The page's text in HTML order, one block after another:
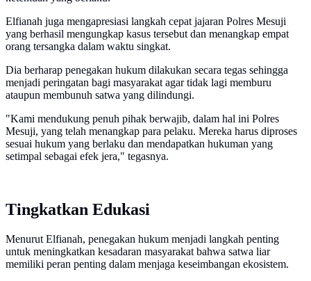
Elfianah juga mengapresiasi langkah cepat jajaran Polres Mesuji
yang berhasil mengungkap kasus tersebut dan menangkap empat
orang tersangka dalam waktu singkat.
Dia berharap penegakan hukum dilakukan secara tegas sehingga
menjadi peringatan bagi masyarakat agar tidak lagi memburu
ataupun membunuh satwa yang dilindungi.
"Kami mendukung penuh pihak berwajib, dalam hal ini Polres
Mesuji, yang telah menangkap para pelaku. Mereka harus diproses
sesuai hukum yang berlaku dan mendapatkan hukuman yang
setimpal sebagai efek jera," tegasnya.
Tingkatkan Edukasi
Menurut Elfianah, penegakan hukum menjadi langkah penting
untuk meningkatkan kesadaran masyarakat bahwa satwa liar
memiliki peran penting dalam menjaga keseimbangan ekosistem.